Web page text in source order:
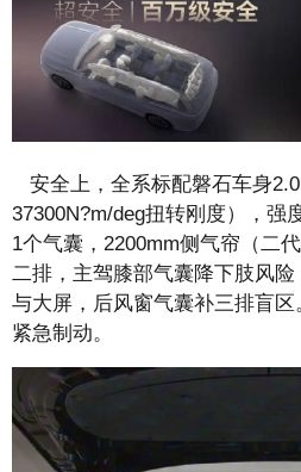
安全上，全系标配磐石车身2.0
37300N?m/deg扭转刚度），强
1个气囊，2200mm侧气帘（二
二排，主驾膝部气囊降下肢风
与大屏，后风窗气囊补三排盲
紧急制动。